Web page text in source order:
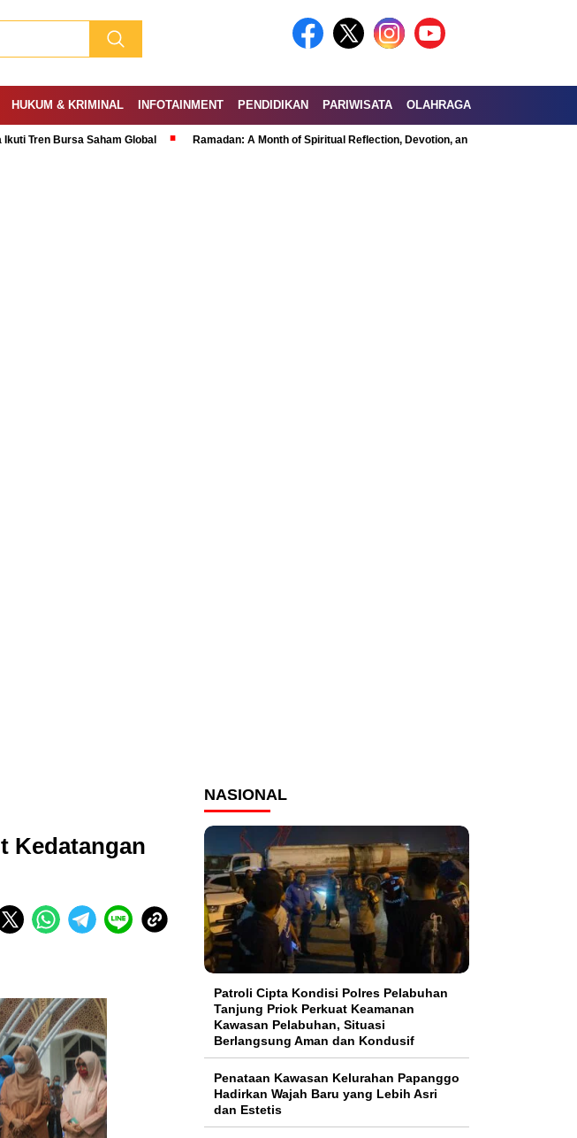
HUKUM & KRIMINAL INFOTAINMENT PENDIDIKAN PARIWISATA OLAHRAGA
Bursa Saham Global Ramadan: A Month of Spiritual Reflection, Devotion, and Charity
Kedatangan
NASIONAL
Patroli Cipta Kondisi Polres Pelabuhan
Tanjung Priok Perkuat Keamanan
Kawasan Pelabuhan, Situasi
Berlangsung Aman dan Kondusif
Penataan Kawasan Kelurahan Papanggo
Hadirkan Wajah Baru yang Lebih Asri
dan Estetis